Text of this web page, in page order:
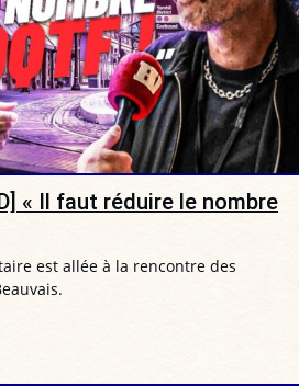
« Il faut réduire le nombre
est allée à la rencontre des